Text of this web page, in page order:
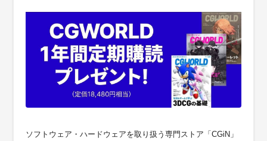
ソフトウェア・ハードウェアを取り扱う専門ストア「CGiN」